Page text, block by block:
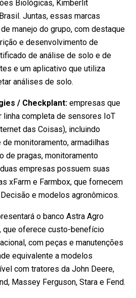
Biológicas, Kimberlit
Juntas, essas marcas
manejo do grupo, com destaque
e desenvolvimento de
de análise de solo e de
e um aplicativo que utiliza
análises de solo.
/ Checkplant: empresas que
linha completa de sensores IoT
das Coisas), incluindo
monitoramento, armadilhas
de pragas, monitoramento
empresas possuem suas
xFarm e Farmbox, que fornecem
e modelos agronômicos.
o banco Astra Agro
que oferece custo-benefício
com peças e manutenções
equivalente a modelos
com tratores da John Deere,
Massey Ferguson, Stara e Fend.